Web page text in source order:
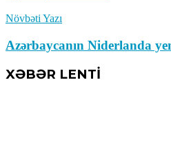
Növbəti Yazı
Azərbaycanın Niderlanda
XƏBƏR LENTİ